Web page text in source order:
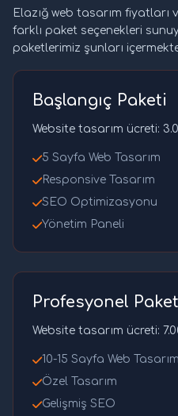
Elazığ web tasarım fiyatları
farklı paket seçenekleri
paketlerimiz şunları
Başlangıç Paketi
Website tasarım ücreti:
5 Sayfa Web Tasarım
Responsive Tasarım
SEO Optimizasyonu
Yönetim Paneli
Profesyonel Paket
Website tasarım ücreti:
10-15 Sayfa Web Tasarım
Özel Tasarım
Gelişmiş SEO